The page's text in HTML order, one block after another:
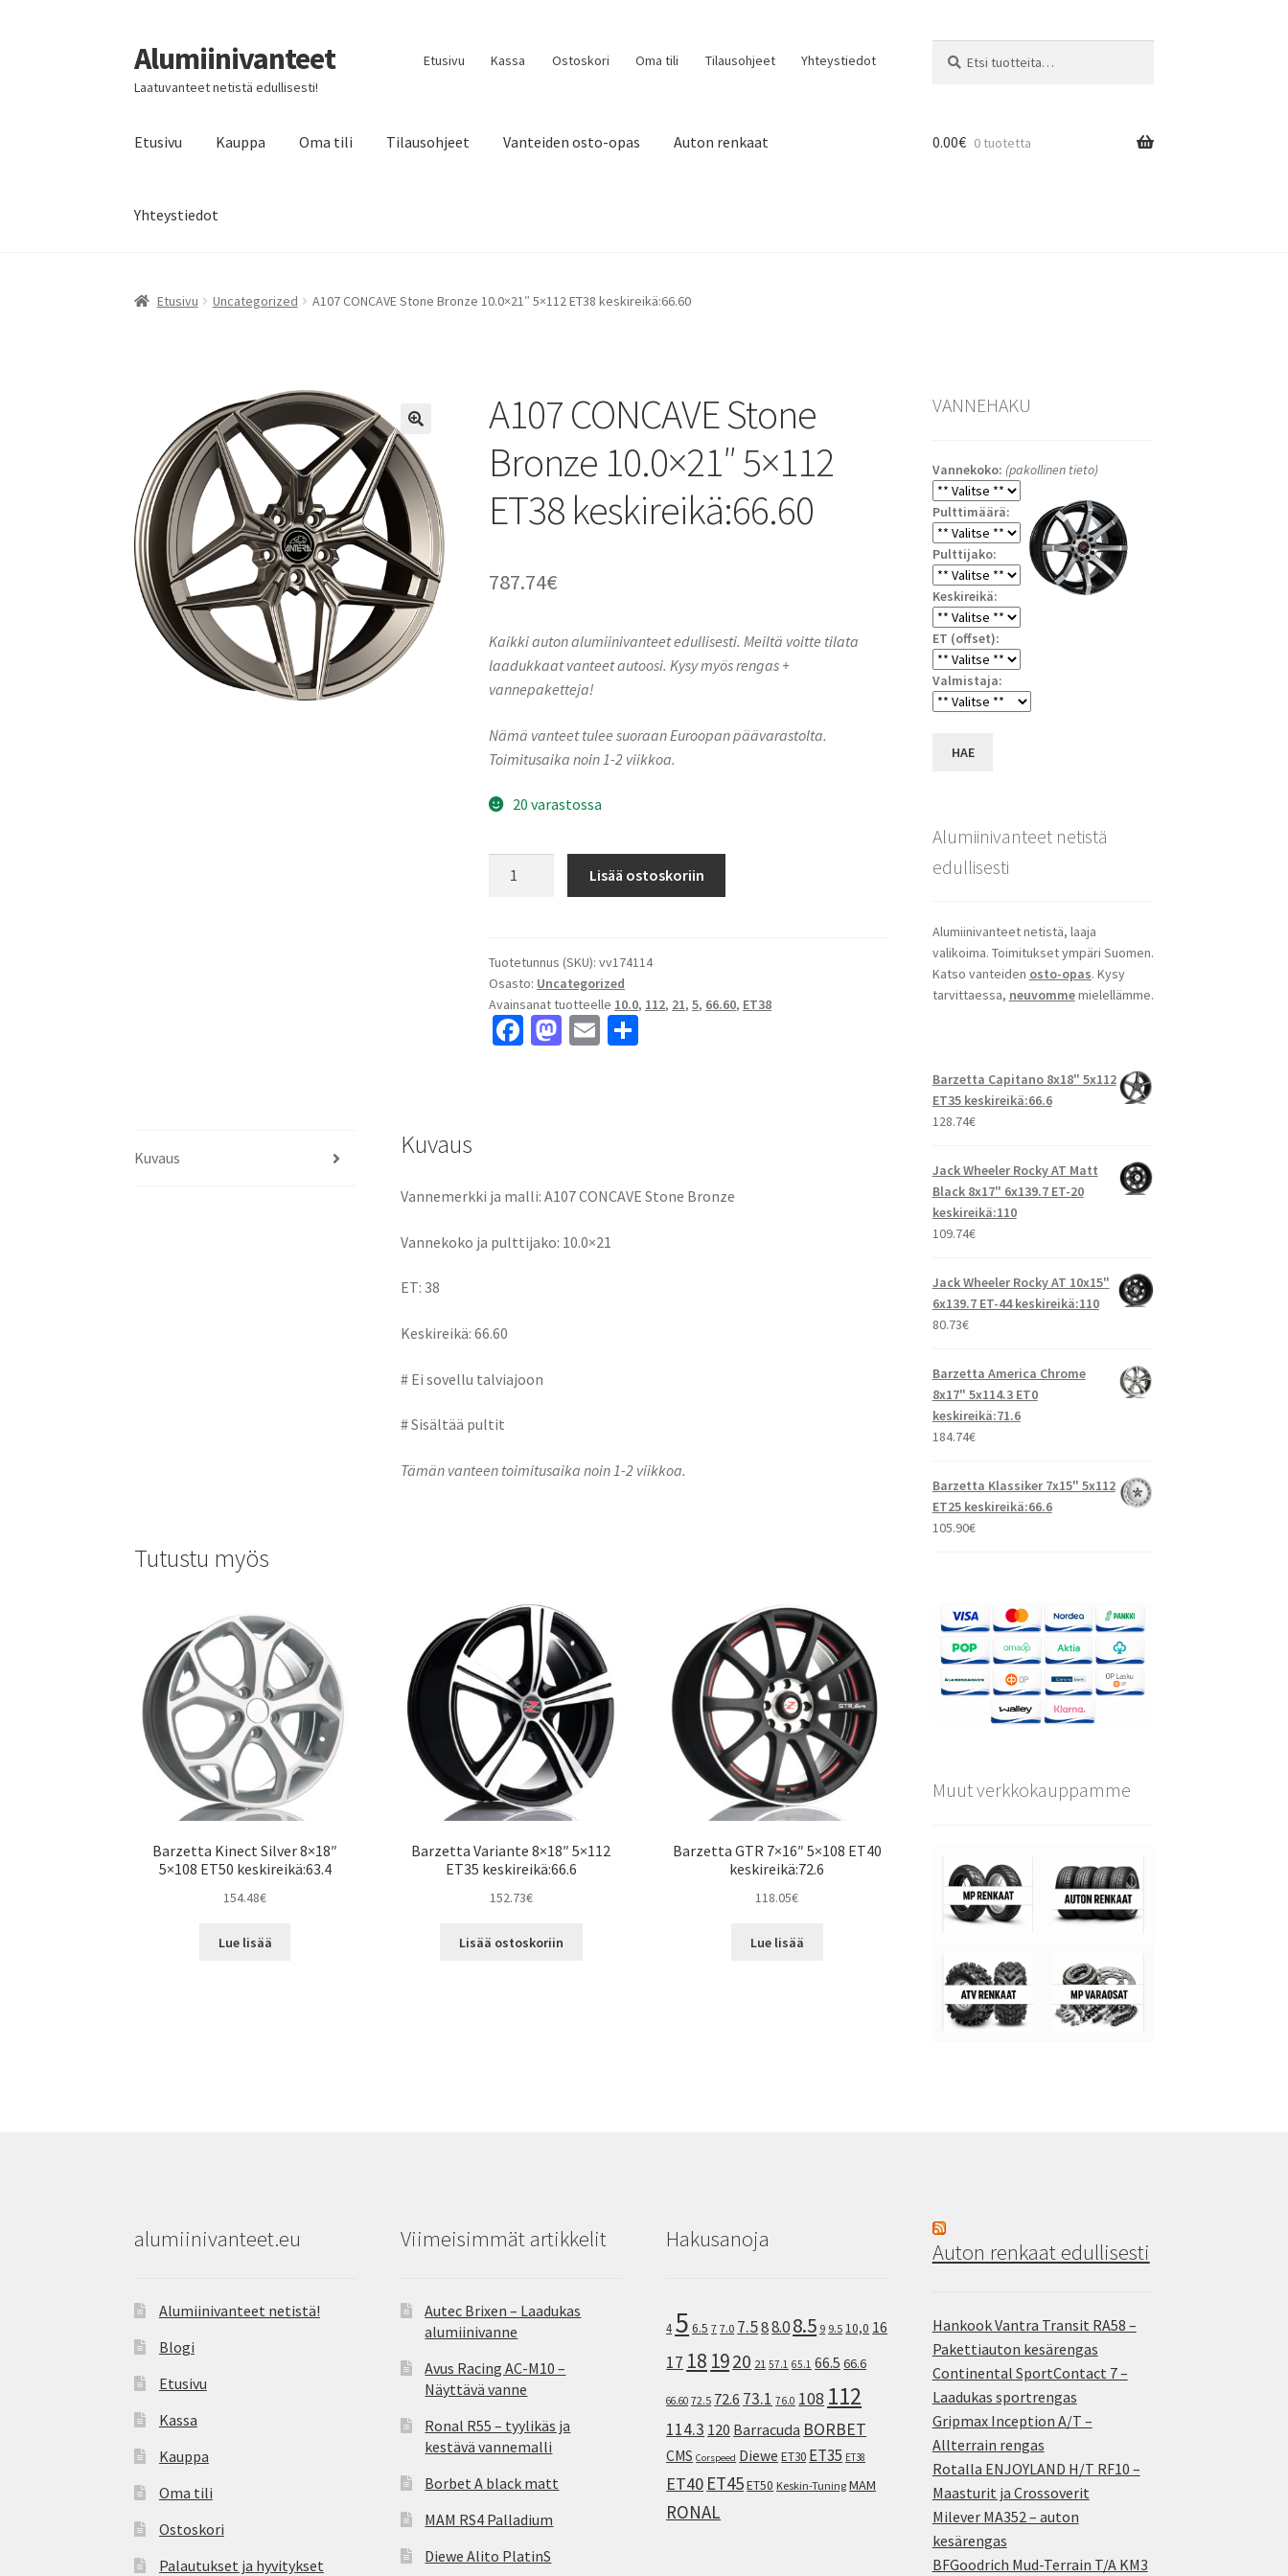
Siirry
navigointiin
Siirry
sisältöön
Alumiinivanteet
Laatuvanteet netistä edullisesti!
Etusivu Kassa Ostoskori Oma tili Tilausohjeet Yhteystiedot
Etusivu Kauppa Oma tili Tilausohjeet Vanteiden osto-opas Auton renkaat
Yhteystiedot
0.00€ 0 tuotetta
Etusivu Uncategorized A107 CONCAVE Stone Bronze 10.0×21″ 5×112 ET38 keskireikä:66.60
A107 CONCAVE Stone
Bronze 10.0×21″ 5×112
ET38 keskireikä:66.60
787.74€
Kaikki auton alumiinivanteet edullisesti. Meiltä voitte tilata
laadukkaat vanteet autoosi. Kysy myös rengas +
vannepaketteja!
Nämä vanteet tulee suoraan Euroopan päävarastolta.
Toimitusaika noin 1-2 viikkoa.
20 varastossa
10.0x21"
5x112
ET38
keskireikä:66.60
Lisää ostoskoriin
Tuotetunnus (SKU):vv174114
Osasto: Uncategorized
Avainsanat tuotteelle 10.0, 112, 21,5, 66.60, ET38
Fa
k
M
n
E
Kuvaus Kuvaus
Vannemerkki ja malli: A107 CONCAVE Stone Bronze
Vannekoko ja pulttijako: 10.0×21
ET: 38
Keskireikä: 66.60
# Ei sovellu talviajoon
# Sisältää pultit
Tämän vanteen toimitusaika noin 1-2 viikkoa.
Tutustu myös
Barzetta Kinect Silver 8×18″
5×108 ET50 keskireikä:63.4
154.48€
Lue lisää
Barzetta Variante 8×18″ 5×112
ET35 keskireikä:66.6
152.73€
Lisää ostoskoriin
Barzetta GTR 7×16″ 5×108 ET40
keskireikä:72.6
118.05€
Lue lisää
VANNEHAKU
Vannekoko: (pakollinen tieto)
Pulttimäärä:
Pulttijako:
Keskireikä:
ET (offset):
Valmistaja:
HAE
Alumiinivanteet netistä
edullisesti
Alumiinivanteet netistä, laaja
valikoima. Toimitukset ympäri Suomen.
Katso vanteiden osto-opas. Kysy
tarvittaessa, neuvommemielellämme.
Barzetta Capitano 8x18" 5x112
ET35 keskireikä:66.6
128.74€
Jack Wheeler Rocky AT Matt
Black 8x17" 6x139.7 ET-20
keskireikä:110
109.74€
Jack Wheeler Rocky AT 10x15"
6x139.7 ET-44 keskireikä:110
80.73€
Barzetta America Chrome
8x17" 5x114.3 ET0
keskireikä:71.6
184.74€
Barzetta Klassiker 7x15" 5x112
ET25 keskireikä:66.6
105.90€
Muut verkkokauppamme
alumiinivanteet.eu
Alumiinivanteet netistä!
Blogi
Etusivu
Kassa
Kauppa
Oma tili
Ostoskori
Palautukset ja hyvitykset
Viimeisimmät artikkelit
Autec Brixen – Laadukas
alumiinivanne
Avus Racing AC-M10 –
Näyttävä vanne
Ronal R55 – tyylikäs ja
kestävä vannemalli
Borbet A black matt
MAM RS4 Palladium
Diewe Alito PlatinS
Hakusanoja
4 5 6.5 7 7.0 7.588.08.5 9 9.5 10,0 16
17 18 1920 21 57.1 65.1 66.5 66.6
66.60 72.5 72.6 73.1 76.0 108 112
114.3 120 Barracuda BORBET
CMS Corspeed Diewe ET30 ET35 ET38
ET40 ET45ET50 Keskin-Tuning MAM
RONAL
Auton renkaat edullisesti
Hankook Vantra Transit RA58 –
Pakettiauton kesärengas
Continental SportContact 7 –
Laadukas sportrengas
Gripmax Inception A/T –
Allterrain rengas
Rotalla ENJOYLAND H/T RF10 –
Maasturit ja Crossoverit
Milever MA352 – auton
kesärengas
BFGoodrich Mud-Terrain T/A KM3